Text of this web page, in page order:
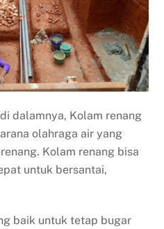
dalamnya, Kolam renang
olahraga air yang
Kolam renang bisa
untuk bersantai,
baik untuk tetap bugar